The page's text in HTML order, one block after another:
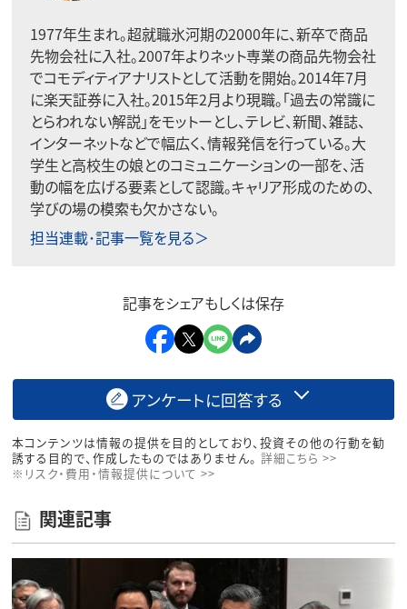
1977年生まれ。超就職氷河期の2000年に、新卒で商品
先物会社に入社。2007年よりネット専業の商品先物会社
でコモディティアナリストとして活動を開始。2014年7月
に楽天証券に入社。2015年2月より現職。「過去の常識に
とらわれない解説」をモットーとし、テレビ、新聞、雑誌、
インターネットなどで幅広く、情報発信を行っている。大
学生と高校生の娘とのコミュニケーションの一部を、活
動の幅を広げる要素として認識。キャリア形成のための、
学びの場の模索も欠かさない。
担当連載･記事一覧を見る＞
記事をシェアもしくは保存
アンケートに回答する
本コンテンツは情報の提供を目的としており、投資その他の行動を勧
誘する目的で、作成したものではありません。 詳細こちら >>
※リスク・費用・情報提供について >>
関連記事